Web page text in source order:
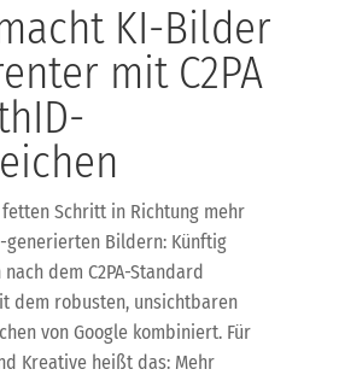
KI-Bilder
mit C2PA
Schritt in Richtung mehr
generierten Bildern: Künftig
dem C2PA-Standard
dem robusten, unsichtbaren
von Google kombiniert. Für
Kreative heißt das: Mehr